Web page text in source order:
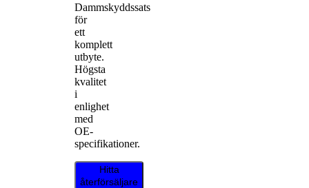
Dammskyddssats
för
ett
komplett
utbyte.
Högsta
kvalitet
i
enlighet
med
OE-
specifikationer.
Hitta
återförsäljare